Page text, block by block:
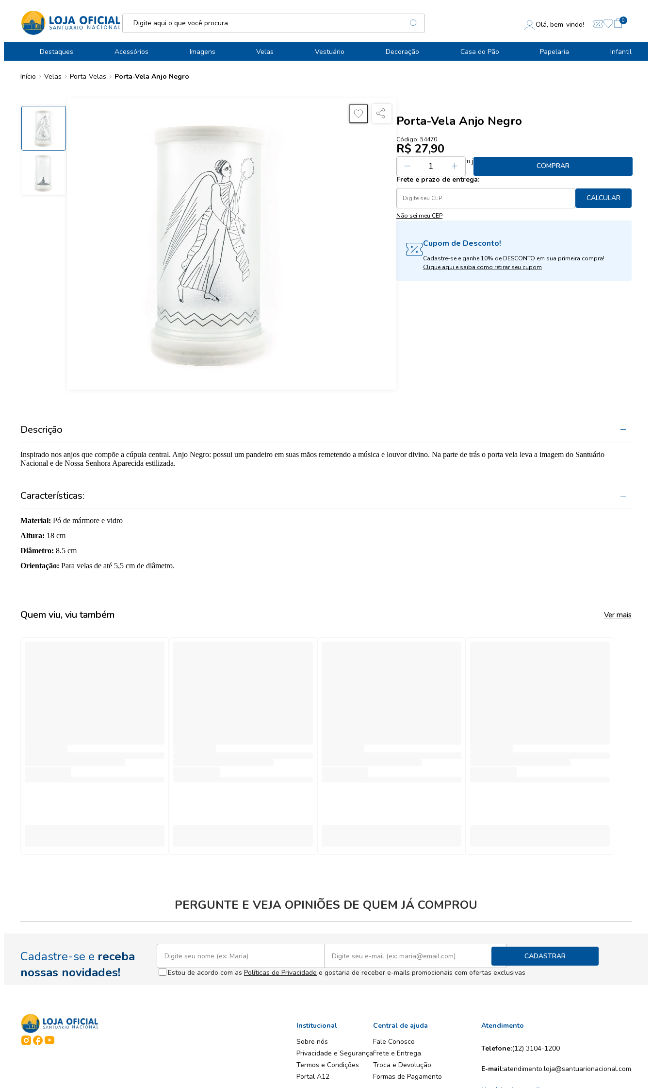
Olá, bem-vindo! 0
Destaques Acessórios Imagens Velas Vestuário Decoração Casa do Pão Papelaria Infantil
Início Velas Porta-Velas Porta-Vela Anjo Negro
Porta-Vela Anjo Negro
Código: 54470
R$ 27,90
Ou R$ 27,90 sem juros
COMPRAR
Frete e prazo de entrega:
CALCULAR
Não sei meu CEP
Cupom de Desconto!
Cadastre-se e ganhe 10% de DESCONTO em sua primeira compra!
Clique aqui e saiba como retirar seu cupom
Descrição
Inspirado nos anjos que compõe a cúpula central. Anjo Negro: possui um pandeiro em suas mãos remetendo a música e louvor divino. Na parte de trás o porta vela leva a imagem do Santuário
Nacional e de Nossa Senhora Aparecida estilizada.
Características:
Material: Pó de mármore e vidro
Altura: 18 cm
Diâmetro: 8.5 cm
Orientação: Para velas de até 5,5 cm de diâmetro.
Quem viu, viu também Ver mais
PERGUNTE E VEJA OPINIÕES DE QUEM JÁ COMPROU
Cadastre-se e receba
nossas novidades!
CADASTRAR
Estou de acordo com as Políticas de Privacidade e gostaria de receber e-mails promocionais com ofertas exclusivas
Institucional
Sobre nós
Privacidade e Segurança
Termos e Condições
Portal A12
Central de ajuda
Fale Conosco
Frete e Entrega
Troca e Devolução
Formas de Pagamento
Atendimento
Telefone:(12) 3104-1200
E-mail:atendimento.loja@santuarionacional.com